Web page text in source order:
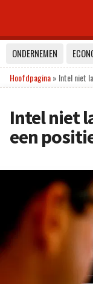
ONDERNEMEN
Hoofdpagina» Intel niet
Intel niet
een